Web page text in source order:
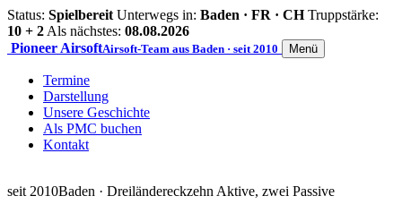
Status: Spielbereit Unterwegs in: Baden · FR · CH Truppstärke:
10 + 2 Als nächstes: 08.08.2026
Pioneer AirsoftAirsoft-Team aus Baden · seit 2010 Menü
Termine
Darstellung
Unsere Geschichte
Als PMC buchen
Kontakt
seit 2010Baden · Dreiländereckzehn Aktive, zwei Passive